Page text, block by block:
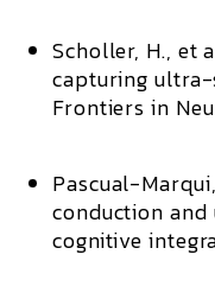
Scholler, H., et
capturing
Frontiers in
Pascual-
conduction
cognitive